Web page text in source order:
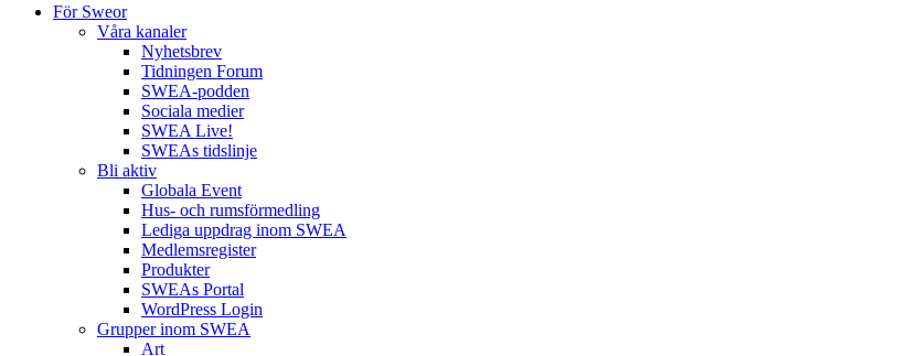
För Sweor
Våra kanaler
Nyhetsbrev
Tidningen Forum
SWEA-podden
Sociala medier
SWEA Live!
SWEAs tidslinje
Bli aktiv
Globala Event
Hus- och rumsförmedling
Lediga uppdrag inom SWEA
Medlemsregister
Produkter
SWEAs Portal
WordPress Login
Grupper inom SWEA
Art